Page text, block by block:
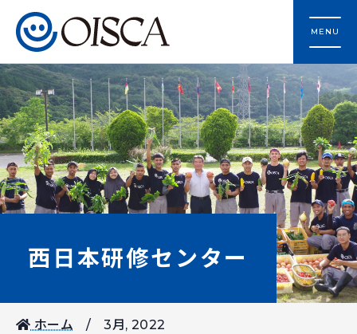
MENU
西日本研修センター
ホーム 3月, 2022